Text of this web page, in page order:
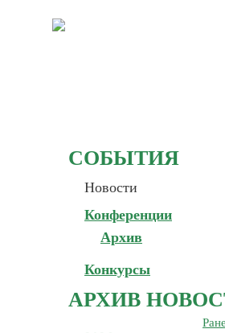
СОБЫТИЯ
Новости
Конференции
Архив
Конкурсы
АРХИВ